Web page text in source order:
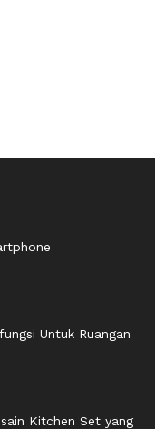
Untuk Ruangan
Kitchen Set yang